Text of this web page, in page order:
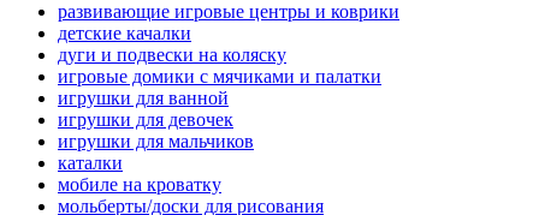
развивающие игровые центры и коврики
детские качалки
дуги и подвески на коляску
игровые домики с мячиками и палатки
игрушки для ванной
игрушки для девочек
игрушки для мальчиков
каталки
мобиле на кроватку
мольберты/доски для рисования